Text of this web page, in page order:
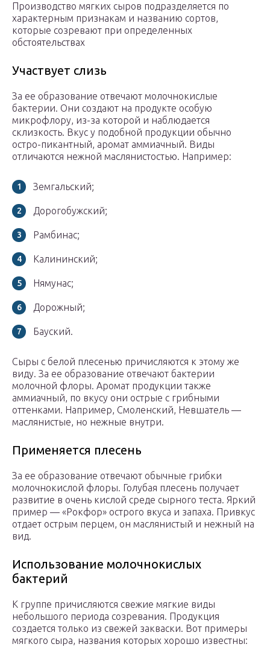
Производство мягких сыров подразделяется по
характерным признакам и названию сортов,
которые созревают при определенных
обстоятельствах
Участвует слизь
За ее образование отвечают молочнокислые
бактерии. Они создают на продукте особую
микрофлору, из-за которой и наблюдается
склизкость. Вкус у подобной продукции обычно
остро-пикантный, аромат аммиачный. Виды
отличаются нежной маслянистостью. Например:
Земгальский;
Дорогобужский;
Рамбинас;
Калининский;
Нямунас;
Дорожный;
Бауский.
Сыры с белой плесенью причисляются к этому же
виду. За ее образование отвечают бактерии
молочной флоры. Аромат продукции также
аммиачный, по вкусу они острые с грибными
оттенками. Например, Смоленский, Невшатель —
маслянистые, но нежные внутри.
Применяется плесень
За ее образование отвечают обычные грибки
молочнокислой флоры. Голубая плесень получает
развитие в очень кислой среде сырного теста. Яркий
пример — «Рокфор» острого вкуса и запаха. Привкус
отдает острым перцем, он маслянистый и нежный на
вид.
Использование молочнокислых
бактерий
К группе причисляются свежие мягкие виды
небольшого периода созревания. Продукция
создается только из свежей закваски. Вот примеры
мягкого сыра, названия которых хорошо известны: